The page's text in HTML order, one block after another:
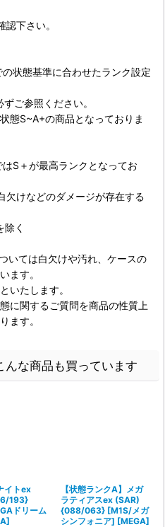
下さい。
状態基準に合わせたランク設定
ずご参照ください。
態S~A+の商品となっておりま
S＋が最高ランクとなってお
欠けなどのダメージが存在する
く
いては白欠けや汚れ、ケースの
ます。
いたします。
に関するご質問を商品の性質上
ます。
んな商品も買っています
イトex
193}
ドリーム
【状態ランクA】メガ
ラティアスex (SAR)
{088/063} [M1S/メガ
シンフォニア] [MEGA]